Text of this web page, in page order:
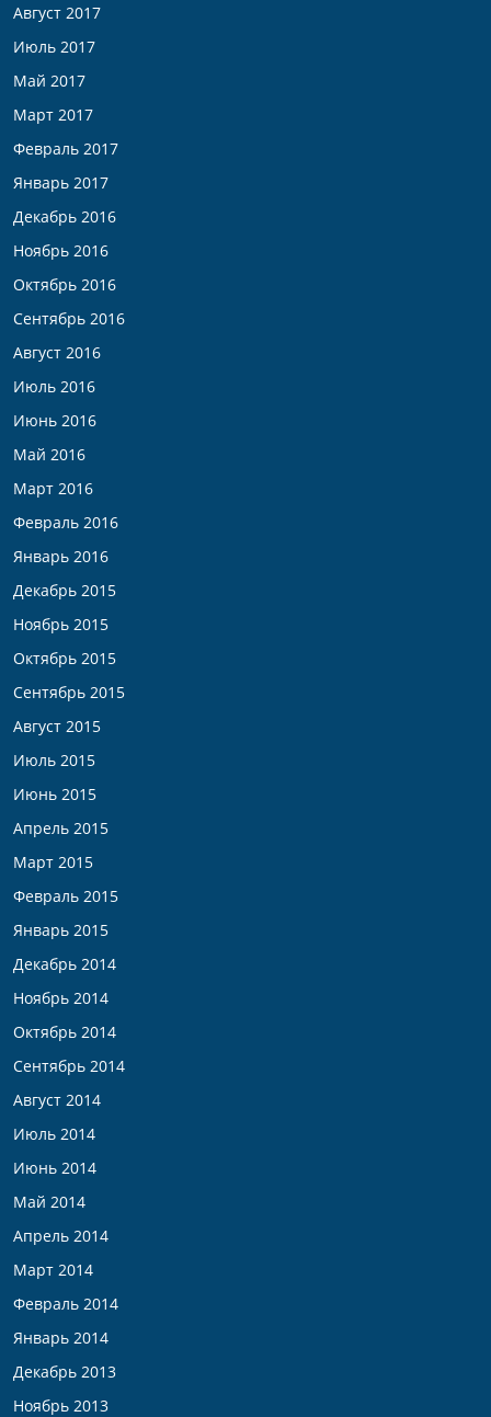
Август 2017
Июль 2017
Май 2017
Март 2017
Февраль 2017
Январь 2017
Декабрь 2016
Ноябрь 2016
Октябрь 2016
Сентябрь 2016
Август 2016
Июль 2016
Июнь 2016
Май 2016
Март 2016
Февраль 2016
Январь 2016
Декабрь 2015
Ноябрь 2015
Октябрь 2015
Сентябрь 2015
Август 2015
Июль 2015
Июнь 2015
Апрель 2015
Март 2015
Февраль 2015
Январь 2015
Декабрь 2014
Ноябрь 2014
Октябрь 2014
Сентябрь 2014
Август 2014
Июль 2014
Июнь 2014
Май 2014
Апрель 2014
Март 2014
Февраль 2014
Январь 2014
Декабрь 2013
Ноябрь 2013